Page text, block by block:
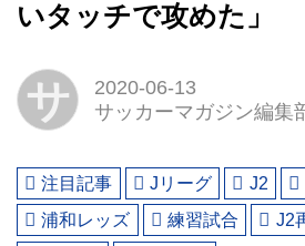
いタッチで攻めた」
サ
2020-06-13
サッカーマガジン編集
注目記事 Jリーグ J2
浦和レッズ
練習試合 J2